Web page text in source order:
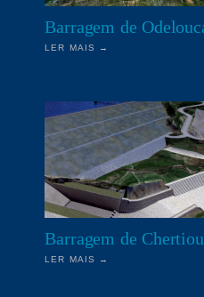
Barragem de
LER MAIS →
Barragem de
LER MAIS →